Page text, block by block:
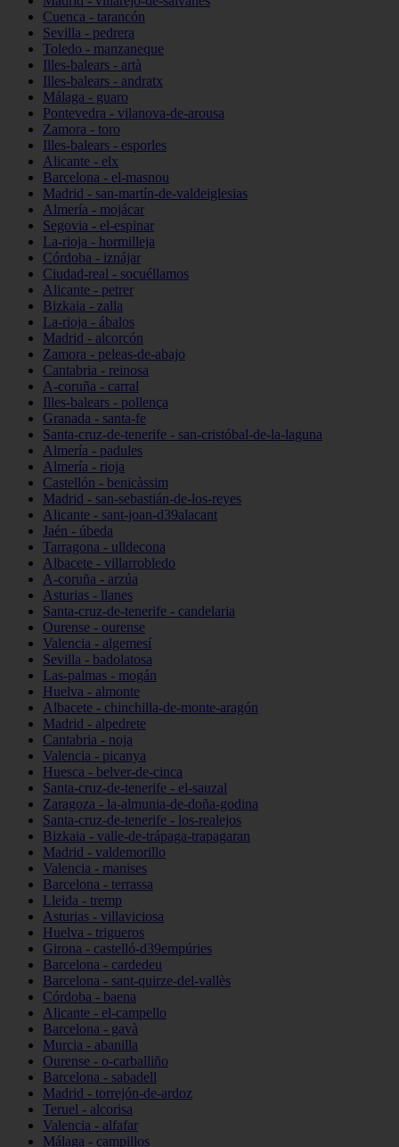
Cuenca - tarancón
Sevilla - pedrera
Toledo - manzaneque
Illes-balears - artà
Illes-balears - andratx
Málaga - guaro
Pontevedra - vilanova-de-arousa
Zamora - toro
Illes-balears - esporles
Alicante - elx
Barcelona - el-masnou
Madrid - san-martín-de-valdeiglesias
Almería - mojácar
Segovia - el-espinar
La-rioja - hormilleja
Córdoba - iznájar
Ciudad-real - socuéllamos
Alicante - petrer
Bizkaia - zalla
La-rioja - ábalos
Madrid - alcorcón
Zamora - peleas-de-abajo
Cantabria - reinosa
A-coruña - carral
Illes-balears - pollença
Granada - santa-fe
Santa-cruz-de-tenerife - san-cristóbal-de-la-laguna
Almería - padules
Almería - rioja
Castellón - benicàssim
Madrid - san-sebastián-de-los-reyes
Alicante - sant-joan-d39alacant
Jaén - úbeda
Tarragona - ulldecona
Albacete - villarrobledo
A-coruña - arzúa
Asturias - llanes
Santa-cruz-de-tenerife - candelaria
Ourense - ourense
Valencia - algemesí
Sevilla - badolatosa
Las-palmas - mogán
Huelva - almonte
Albacete - chinchilla-de-monte-aragón
Madrid - alpedrete
Cantabria - noja
Valencia - picanya
Huesca - belver-de-cinca
Santa-cruz-de-tenerife - el-sauzal
Zaragoza - la-almunia-de-doña-godina
Santa-cruz-de-tenerife - los-realejos
Bizkaia - valle-de-trápaga-trapagaran
Madrid - valdemorillo
Valencia - manises
Barcelona - terrassa
Lleida - tremp
Asturias - villaviciosa
Huelva - trigueros
Girona - castelló-d39empúries
Barcelona - cardedeu
Barcelona - sant-quirze-del-vallès
Córdoba - baena
Alicante - el-campello
Barcelona - gavà
Murcia - abanilla
Ourense - o-carballiño
Barcelona - sabadell
Madrid - torrejón-de-ardoz
Teruel - alcorisa
Valencia - alfafar
Málaga - campillos